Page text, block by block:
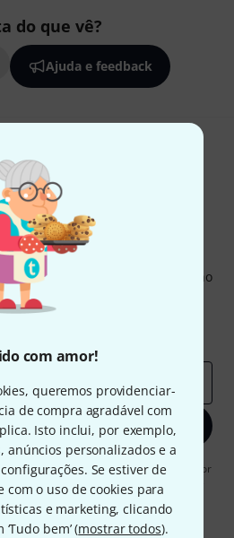
com amor!
queremos providenciar-
de compra agradável com
Isto inclui, por exemplo,
anúncios personalizados e a
Se estiver de
com o uso de cookies para
e marketing, clicando
bem’ (mostrar todos).
do que vê?
Ajuda e feedback
Thomann
Thomann em inglês e com um
ganhar um dos
no
inspiradoras
se agora
concordo em receber publicidade por
a qualquer momento. Você pode
sobre a newsletter na nossadiretriz de
de dados.